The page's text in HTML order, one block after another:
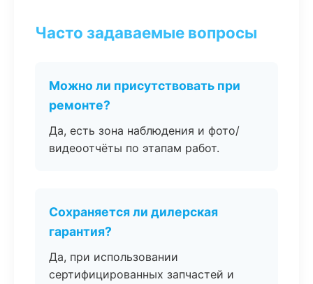
Часто задаваемые вопросы
Можно ли присутствовать при
ремонте?
Да, есть зона наблюдения и фото/
видеоотчёты по этапам работ.
Сохраняется ли дилерская
гарантия?
Да, при использовании
сертифицированных запчастей и